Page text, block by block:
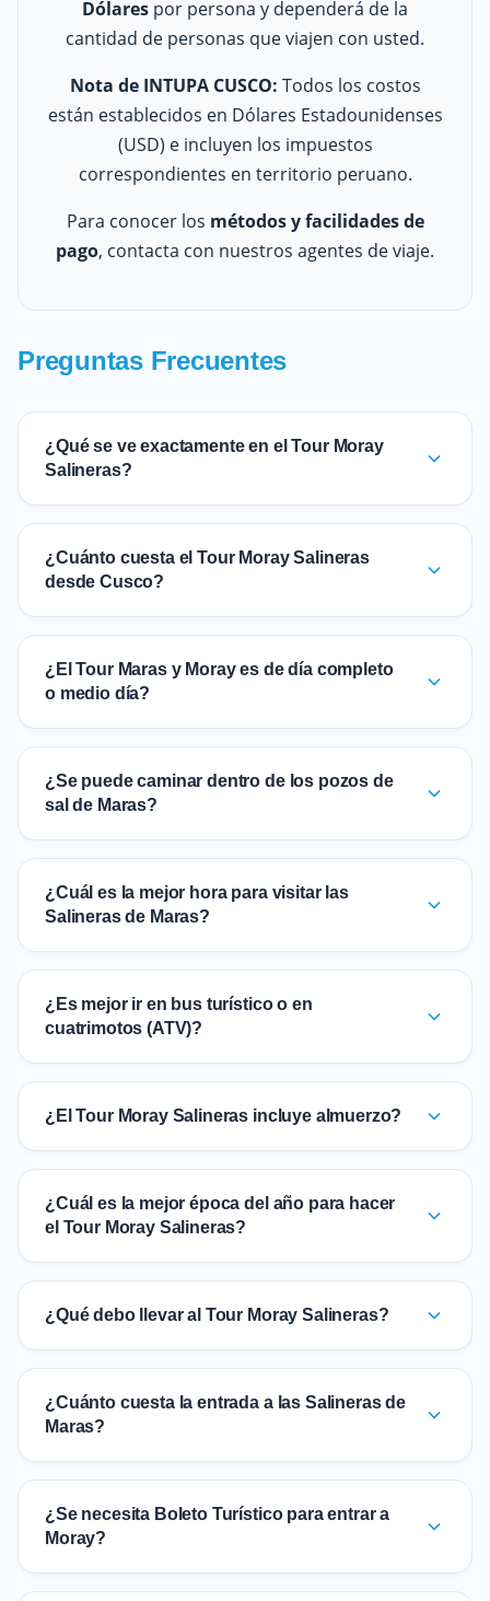
Dólares por persona y dependerá de la
cantidad de personas que viajen con usted.
Nota de INTUPA CUSCO: Todos los costos
están establecidos en Dólares Estadounidenses
(USD) e incluyen los impuestos
correspondientes en territorio peruano.
Para conocer los métodos y facilidades de
pago, contacta con nuestros agentes de viaje.
Preguntas Frecuentes
¿Qué se ve exactamente en el Tour Moray
Salineras?
¿Cuánto cuesta el Tour Moray Salineras
desde Cusco?
¿El Tour Maras y Moray es de día completo
o medio día?
¿Se puede caminar dentro de los pozos de
sal de Maras?
¿Cuál es la mejor hora para visitar las
Salineras de Maras?
¿Es mejor ir en bus turístico o en
cuatrimotos (ATV)?
¿El Tour Moray Salineras incluye almuerzo?
¿Cuál es la mejor época del año para hacer
el Tour Moray Salineras?
¿Qué debo llevar al Tour Moray Salineras?
¿Cuánto cuesta la entrada a las Salineras de
Maras?
¿Se necesita Boleto Turístico para entrar a
Moray?